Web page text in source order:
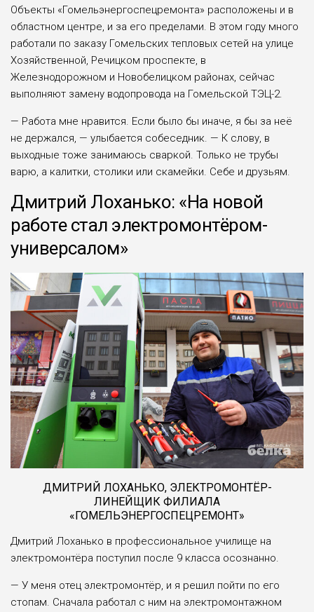
Объекты «Гомельэнергоспецремонта» расположены и в
областном центре, и за его пределами. В этом году много
работали по заказу Гомельских тепловых сетей на улице
Хозяйственной, Речицком проспекте, в
Железнодорожном и Новобелицком районах, сейчас
выполняют замену водопровода на Гомельской ТЭЦ-2.
— Работа мне нравится. Если было бы иначе, я бы за неё
не держался, — улыбается собеседник. — К слову, в
выходные тоже занимаюсь сваркой. Только не трубы
варю, а калитки, столики или скамейки. Себе и друзьям.
Дмитрий Лоханько: «На новой
работе стал электромонтёром-
универсалом»
ДМИТРИЙ ЛОХАНЬКО, ЭЛЕКТРОМОНТЁР-
ЛИНЕЙЩИК ФИЛИАЛА
«ГОМЕЛЬЭНЕРГОСПЕЦРЕМОНТ»
Дмитрий Лоханько в профессиональное училище на
электромонтёра поступил после 9 класса осознанно.
— У меня отец электромонтёр, и я решил пойти по его
стопам. Сначала работал с ним на электромонтажном